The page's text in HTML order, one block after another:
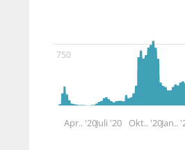
750
Apr.. '20Juli '20 Okt.. '20Jan..